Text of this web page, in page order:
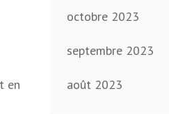
en
octobre 2023
septembre 2023
août 2023